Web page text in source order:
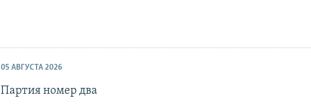
05 АВГУСТА 2026
Партия номер два